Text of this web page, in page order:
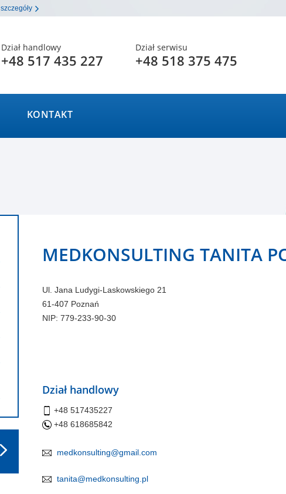
szczegóły
Dział handlowy
+48 517 435 227
Dział serwisu
+48 518 375 475
KONTAKT
MEDKONSULTING TANITA
Ul. Jana Ludygi-Laskowskiego 21
61-407 Poznań
NIP: 779-233-90-30
Dział handlowy
+48 517435227
+48 618685842
medkonsulting@gmail.com
tanita@medkonsulting.pl